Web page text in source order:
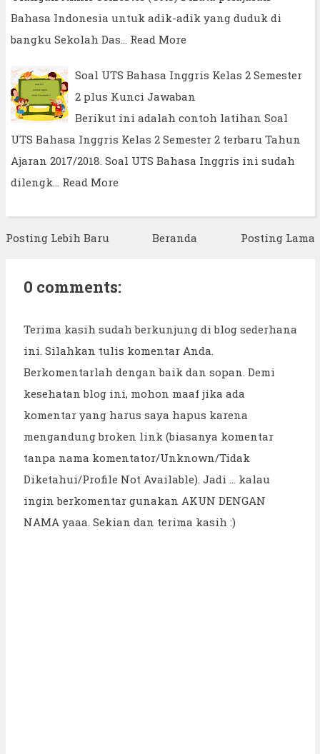
Bahasa Indonesia untuk adik-adik yang duduk di
bangku Sekolah Das… Read More
Soal UTS Bahasa Inggris Kelas 2 Semester
2 plus Kunci Jawaban
Berikut ini adalah contoh latihan Soal
UTS Bahasa Inggris Kelas 2 Semester 2 terbaru Tahun
Ajaran 2017/2018. Soal UTS Bahasa Inggris ini sudah
dilengk… Read More
Posting Lebih Baru Posting Lama
Beranda
0 comments:
Terima kasih sudah berkunjung di blog sederhana
ini. Silahkan tulis komentar Anda.
Berkomentarlah dengan baik dan sopan. Demi
kesehatan blog ini, mohon maaf jika ada
komentar yang harus saya hapus karena
mengandung broken link (biasanya komentar
tanpa nama komentator/Unknown/Tidak
Diketahui/Profile Not Available). Jadi ... kalau
ingin berkomentar gunakan AKUN DENGAN
NAMA yaaa. Sekian dan terima kasih :)